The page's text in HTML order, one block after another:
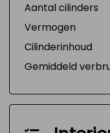
Aantal cilinders
Vermogen
Cilinderinhoud
Gemiddeld